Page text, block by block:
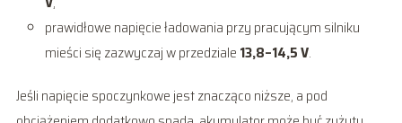
prawidłowe napięcie ładowania przy pracującym silniku
mieści się zazwyczaj w przedziale 13,8–14,5 V.
Jeśli napięcie spoczynkowe jest znacząco niższe, a pod